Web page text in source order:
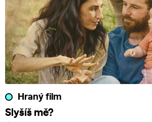
Hraný film
Slyšíš mě?